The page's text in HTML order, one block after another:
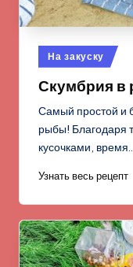
Опубликовано
в
На закуску
Скумбрия в
Самый простой и
рыбы! Благодаря
кусочками,
Узнать весь рецепт